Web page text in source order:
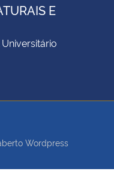
E
Wordpress